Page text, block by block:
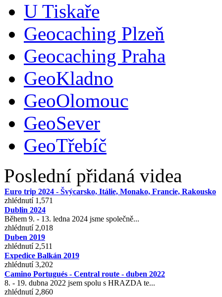
U Tiskaře
Geocaching Plzeň
Geocaching Praha
GeoKladno
GeoOlomouc
GeoSever
GeoTřebíč
Poslední přidaná videa
Euro trip 2024 - Švýcarsko, Itálie, Monako, Francie, Rakousko
zhlédnutí 1,571
Dublin 2024
Během 9. - 13. ledna 2024 jsme společně...
zhlédnutí 2,018
Duben 2019
zhlédnutí 2,511
Expedice Balkán 2019
zhlédnutí 3,202
Camino Portugués - Central route - duben 2022
8. - 19. dubna 2022 jsem spolu s HRAZDA te...
zhlédnutí 2,860